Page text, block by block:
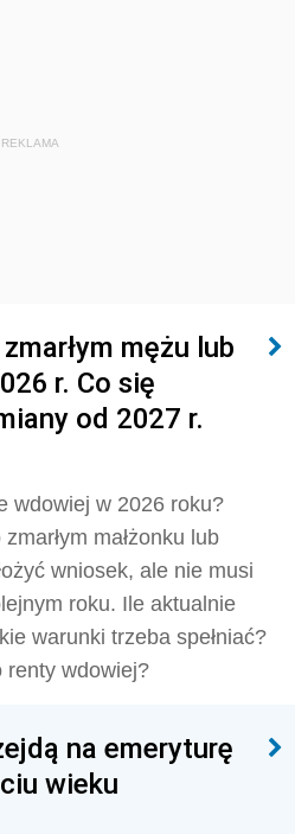
REKLAMA
mężu lub
r. Co się
od 2027 r.
wdowiej w 2026 roku?
małżonku lub
wniosek, ale nie musi
roku. Ile aktualnie
warunki trzeba spełniać?
renty wdowiej?
na emeryturę
wieku